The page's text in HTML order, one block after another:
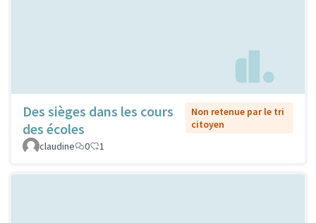
Des sièges dans les cours
des écoles
Non retenue par le tri
citoyen
claudine
0 1